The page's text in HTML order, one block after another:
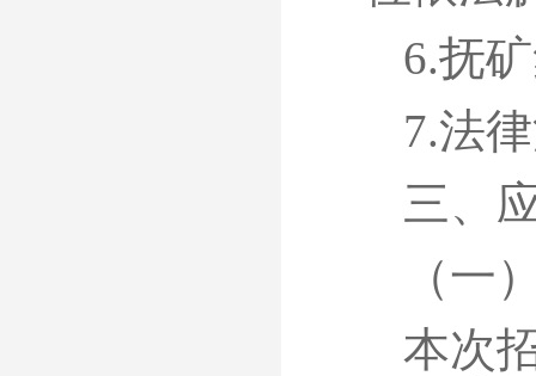
6.抚
7.法
三、
（一
本次